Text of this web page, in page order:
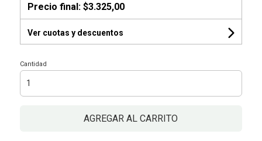
Precio final: $3.325,00
Ver cuotas y descuentos
Cantidad
AGREGAR AL CARRITO